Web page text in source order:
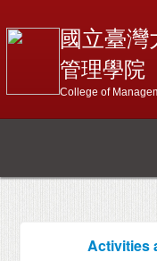
國立臺灣
管理學院
College of
Activities